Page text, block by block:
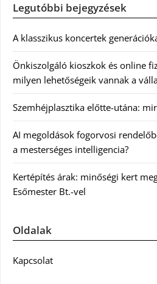
Legutóbbi bejegyzések
A klasszikus koncertek
Önkiszolgáló kioszkok és online
milyen lehetőségeik vannak a
Szemhéjplasztika előtte-utána:
AI megoldások fogorvosi
a mesterséges intelligencia?
Kertépítés árak: minőségi kert
Esőmester Bt.-vel
Oldalak
Kapcsolat